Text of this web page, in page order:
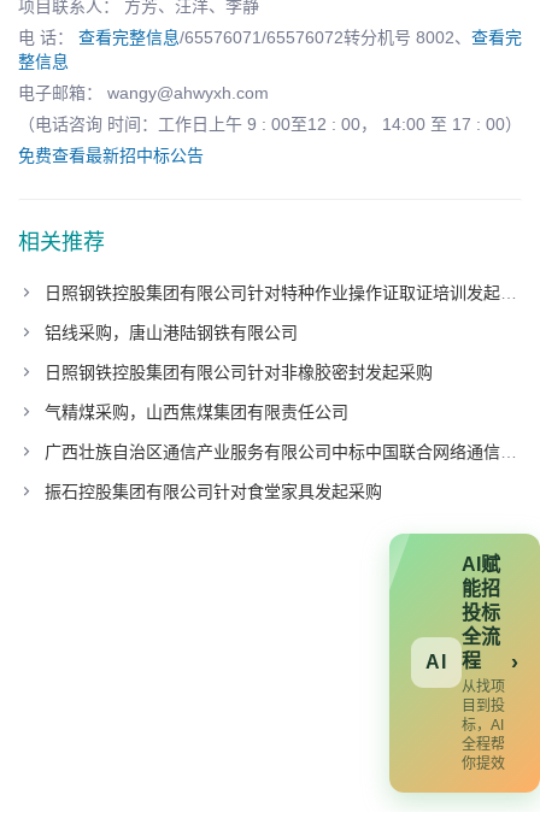
项目联系人： 方芳、汪洋、李静
电 话： 查看完整信息/65576071/65576072转分机号 8002、 查看完
整信息
电子邮箱： wangy@ahwyxh.com
（电话咨询 时间：工作日上午 9 : 00至12 : 00， 14:00 至 17 : 00）
免费查看最新招中标公告
相关推荐
日照钢铁控股集团有限公司针对特种作业操作证取证培训发起采购
铝线采购，唐山港陆钢铁有限公司
日照钢铁控股集团有限公司针对非橡胶密封发起采购
气精煤采购，山西焦煤集团有限责任公司
广西壮族自治区通信产业服务有限公司中标中国联合网络通信有限公司广东省分公司项目
振石控股集团有限公司针对食堂家具发起采购
AI
AI赋
能招
投标
全流
程
从找项
目到投
标，AI
全程帮
你提效
›